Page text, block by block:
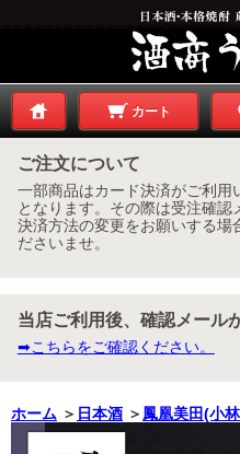
カート
ご注文について
一部商品はカード決済がご利
となります。その際は受注確認
決済方法の変更をお願いする場
ださいませ。
当店ご利用後、確認メール
➡こちらをご確認ください。
ホーム ＞ 日本酒 ＞ 鳳凰美田(小